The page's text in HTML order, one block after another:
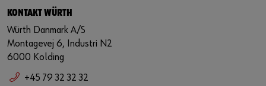
KONTAKT WÜRTH
Würth Danmark A/S
Montagevej 6, Industri N2
6000 Kolding
+45 79 32 32 32